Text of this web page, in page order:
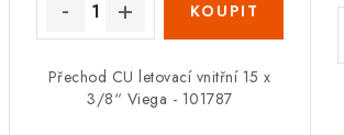
Přechod CU letovací vnitřní 15 x
3/8“ Viega - 101787